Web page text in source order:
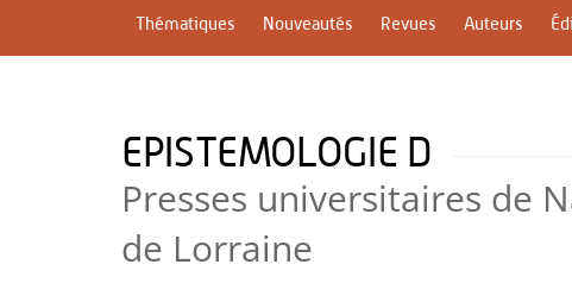
Thématiques Nouveautés Revues Auteurs
EPISTEMOLOGIE D
Presses universitaires de
de Lorraine